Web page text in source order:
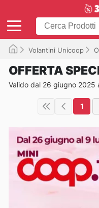
Volantini Unicoop
OFFERTA
Valido dal 26 giugno 2025
1